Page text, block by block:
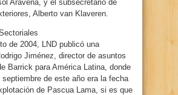
Aravena, y el subsecretario de
Alberto van Klaveren.
de 2004, LND publicó una
Jiménez, director de asuntos
Barrick para América Latina, donde
de este año era la fecha
de Pascua Lama, si es que